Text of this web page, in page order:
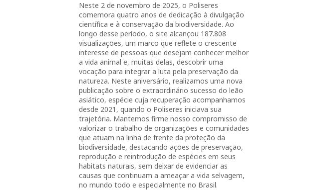
Neste 2 de novembro de 2025, o Poliseres
comemora quatro anos de dedicação à divulgação
científica e à conservação da biodiversidade. Ao
longo desse período, o site alcançou 187.808
visualizações, um marco que reflete o crescente
interesse de pessoas que desejam conhecer melhor
a vida animal e, muitas delas, descobrir uma
vocação para integrar a luta pela preservação da
natureza. Neste aniversário, realizamos uma nova
publicação sobre o extraordinário sucesso do leão
asiático, espécie cuja recuperação acompanhamos
desde 2021, quando o Poliseres iniciava sua
trajetória. Mantemos firme nosso compromisso de
valorizar o trabalho de organizações e comunidades
que atuam na linha de frente da proteção da
biodiversidade, destacando ações de preservação,
reprodução e reintrodução de espécies em seus
habitats naturais, sem deixar de evidenciar as
causas que continuam a ameaçar a vida selvagem,
no mundo todo e especialmente no Brasil.